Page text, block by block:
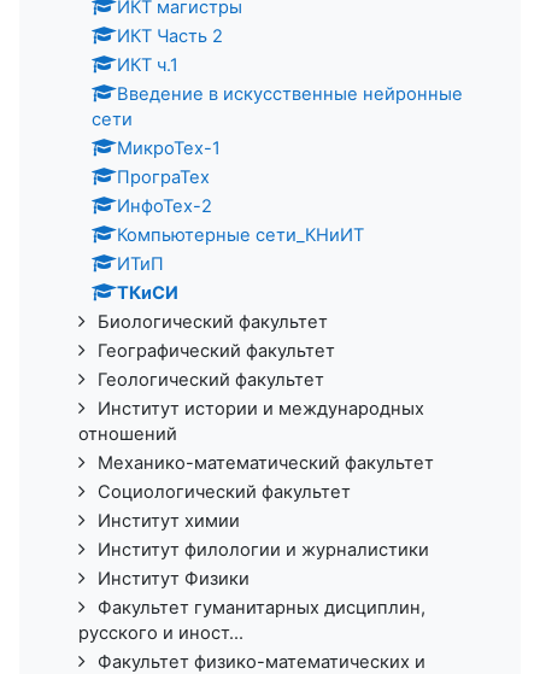
ИКТ магистры
ИКТ Часть 2
ИКТ ч.1
Введение в искусственные нейронные
сети
МикроТех-1
ПрограТех
ИнфоТех-2
Компьютерные сети_КНиИТ
ИТиП
ТКиСИ
Биологический факультет
Географический факультет
Геологический факультет
Институт истории и международных
отношений
Механико-математический факультет
Социологический факультет
Институт химии
Институт филологии и журналистики
Институт Физики
Факультет гуманитарных дисциплин,
русского и иност...
Факультет физико-математических и